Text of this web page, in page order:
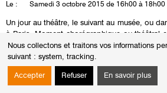
Nous collectons et traitons vos informations
suivant : system, tracking.
Accepter Refuser En savoir plus
Le : Samedi 3 octobre 2015 de 16h00 à 18h00
Un jour au théâtre, le suivant au musée, ou
à Paris. Moment chorégraphique ou théâtral
d’un artiste présenté à Chaillot, qui établit
du musée ou d’un monument.
Carolyn Carlson investit plusieurs salles